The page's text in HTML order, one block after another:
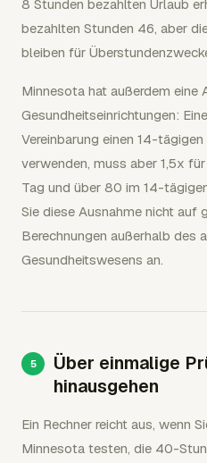
8 Stunden bezahlten Urlaub
bezahlten Stunden 46, aber
bleiben für
Minnesota hat außerdem eine
Gesundheitseinrichtungen:
Vereinbarung einen 14-
verwenden, muss aber 1,5x
Tag und über 80 im 14-
Sie diese Ausnahme nicht auf
Berechnungen außerhalb des
Gesundheitswesens an.
Über einmalige
hinausgehen
Ein Rechner reicht aus, wenn
Minnesota testen, die 40-